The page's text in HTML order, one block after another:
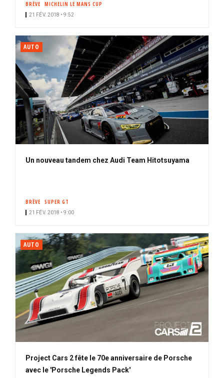
BRÈVE MICHELIN LE MANS CUP
21 FÉV. 2018 • 9:52
AUTO
Un nouveau tandem chez Audi Team Hitotsuyama
BRÈVE SUPER GT
21 FÉV. 2018 • 9:00
AUTO
Project Cars 2 fête le 70e anniversaire de Porsche
avec le 'Porsche Legends Pack'